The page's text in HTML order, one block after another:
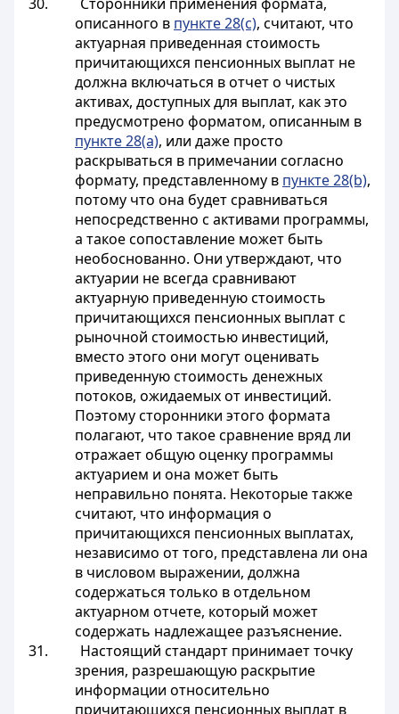
описанного в пункте 28(c), считают, что
актуарная приведенная стоимость
причитающихся пенсионных выплат не
должна включаться в отчет о чистых
активах, доступных для выплат, как это
предусмотрено форматом, описанным в
пункте 28(a), или даже просто
раскрываться в примечании согласно
формату, представленному в пункте 28(b),
потому что она будет сравниваться
непосредственно с активами программы,
а такое сопоставление может быть
необоснованно. Они утверждают, что
актуарии не всегда сравнивают
актуарную приведенную стоимость
причитающихся пенсионных выплат с
рыночной стоимостью инвестиций,
вместо этого они могут оценивать
приведенную стоимость денежных
потоков, ожидаемых от инвестиций.
Поэтому сторонники этого формата
полагают, что такое сравнение вряд ли
отражает общую оценку программы
актуарием и она может быть
неправильно понята. Некоторые также
считают, что информация о
причитающихся пенсионных выплатах,
независимо от того, представлена ли она
в числовом выражении, должна
содержаться только в отдельном
актуарном отчете, который может
содержать надлежащее разъяснение.
31. Настоящий стандарт принимает точку
зрения, разрешающую раскрытие
информации относительно
причитающихся пенсионных выплат в